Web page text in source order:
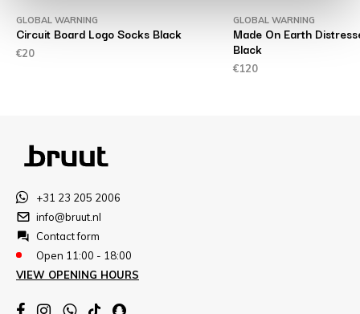
GLOBAL WARNING
Circuit Board Logo Socks Black
€20
GLOBAL WARNING
Made On Earth
Black
€120
+31 23 205 2006
info@bruut.nl
Contact form
Open 11:00 - 18:00
VIEW OPENING HOURS